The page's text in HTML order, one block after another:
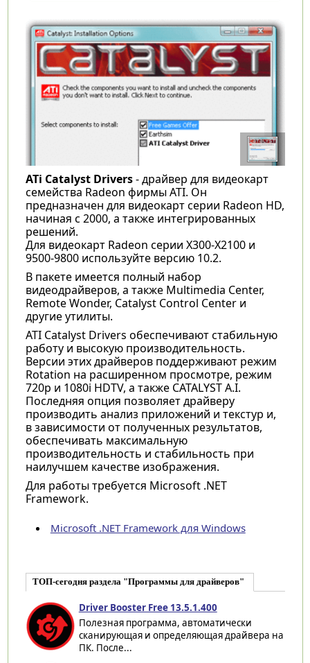
ATi Catalyst Drivers- драйвер для видеокарт
семейства Radeon фирмы ATI. Он
предназначен для видеокарт серии Radeon HD,
начиная с 2000, а также интегрированных
решений.
Для видеокарт Radeon серии X300-Х2100 и
9500-9800 используйте версию 10.2.
В пакете имеется полный набор
видеодрайверов, а также Multimedia Center,
Remote Wonder, Catalyst Control Center и
другие утилиты.
ATI Catalyst Drivers обеспечивают стабильную
работу и высокую производительность.
Версии этих драйверов поддерживают режим
Rotation на расширенном просмотре, режим
720p и 1080i HDTV, а также CATALYST A.I.
Последняя опция позволяет драйверу
производить анализ приложений и текстур и,
в зависимости от полученных результатов,
обеспечивать максимальную
производительность и стабильность при
наилучшем качестве изображения.
Для работы требуется Microsoft .NET
Framework.
Microsoft .NET Framework для Windows
ТОП-сегодня раздела "Программы для драйверов"
Driver Booster Free 13.5.1.400
Полезная программа, автоматически
сканирующая и определяющая драйвера на
ПК. После...